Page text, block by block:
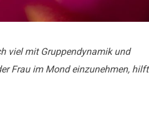
viel mit Gruppendynamik und
Frau im Mond einzunehmen, hilft